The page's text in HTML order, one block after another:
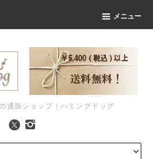
メニュー
通販ショップ｜ハミングドッグ